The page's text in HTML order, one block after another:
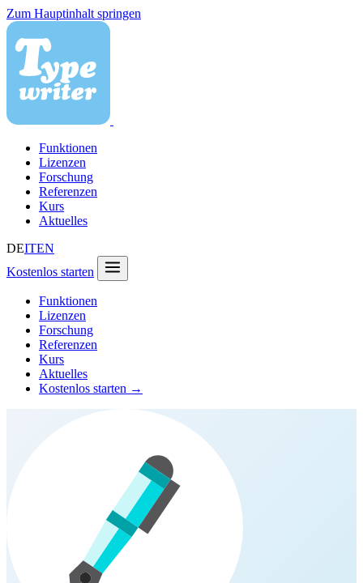
Zum Hauptinhalt springen
Funktionen
Lizenzen
Forschung
Referenzen
Kurs
Aktuelles
DEITEN
Kostenlos starten
Funktionen
Lizenzen
Forschung
Referenzen
Kurs
Aktuelles
Kostenlos starten →